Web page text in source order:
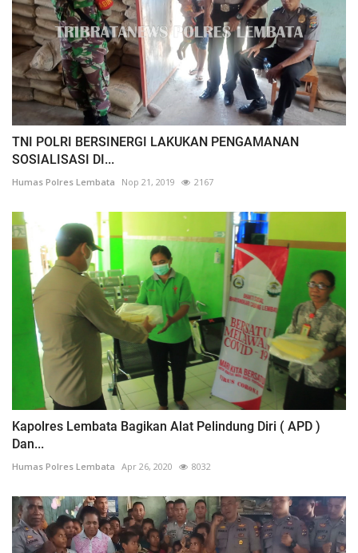
TNI POLRI BERSINERGI LAKUKAN PENGAMANAN
SOSIALISASI DI...
Humas Polres Lembata Nop 21, 2019 2167
Kapolres Lembata Bagikan Alat Pelindung Diri ( APD )
Dan...
Humas Polres Lembata Apr 26, 2020 8032